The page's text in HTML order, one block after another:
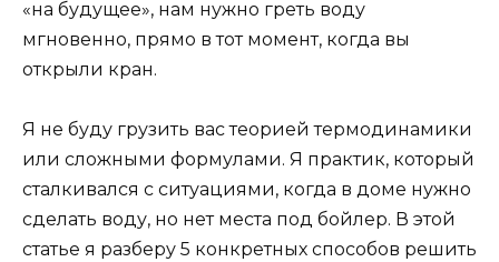
«на будущее», нам нужно греть воду
мгновенно, прямо в тот момент, когда вы
открыли кран.
Я не буду грузить вас теорией термодинамики
или сложными формулами. Я практик, который
сталкивался с ситуациями, когда в доме нужно
сделать воду, но нет места под бойлер. В этой
статье я разберу 5 конкретных способов решить